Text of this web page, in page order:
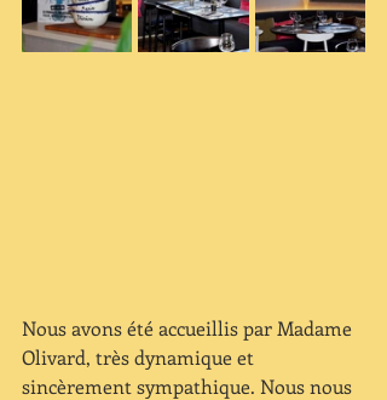
Nous avons été accueillis par Madame
Olivard, très dynamique et
sincèrement sympathique. Nous nous